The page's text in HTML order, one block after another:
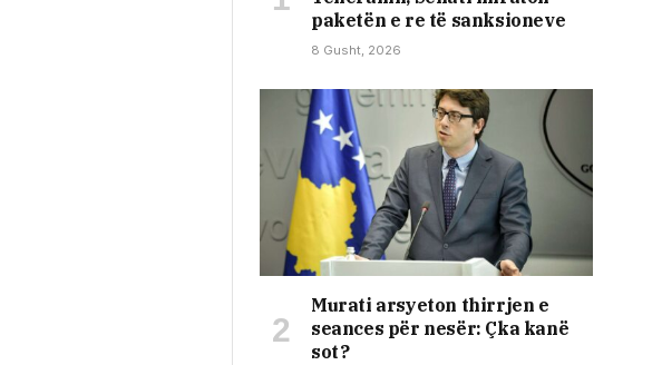
paketën e re të sanksioneve
8 Gusht, 2026
Murati arsyeton thirrjen e
seances për nesër: Çka kanë
sot?